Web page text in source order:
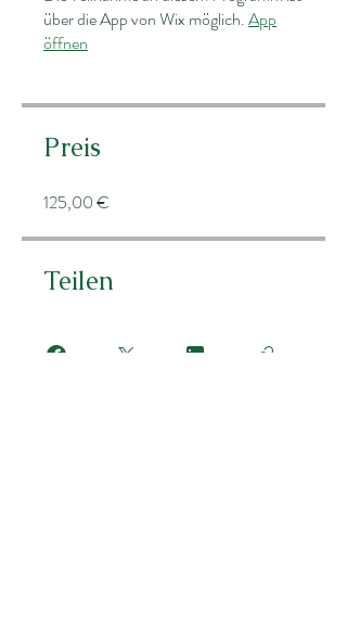
über die App von Wix möglich.App
öffnen
Preis
125,00 €
Teilen